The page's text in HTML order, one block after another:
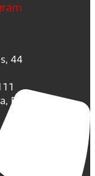
44
España.